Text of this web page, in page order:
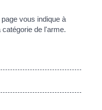
vous indique à
de l'arme.